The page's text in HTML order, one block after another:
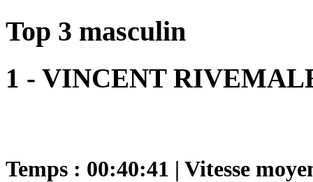
Top 3 masculin
1 - VINCENT
Temps : 00:40:41 | Vitesse